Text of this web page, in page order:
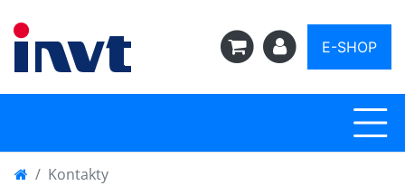
E-SHOP
Kontakty